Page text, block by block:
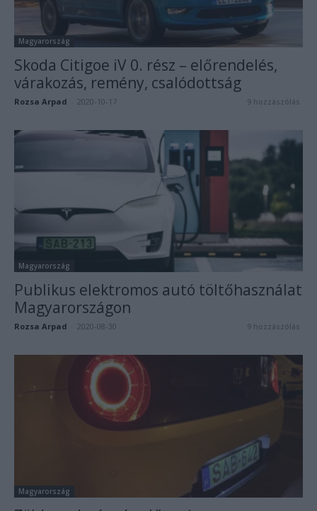
Magyarország
Skoda Citigoe iV 0. rész – előrendelés,
várakozás, remény, csalódottság
Rozsa Arpad 2020-10-17 9 hozzászólás
Magyarország
Publikus elektromos autó töltőhasználat
Magyarországon
Rozsa Arpad 2020-08-30 9 hozzászólás
Magyarország